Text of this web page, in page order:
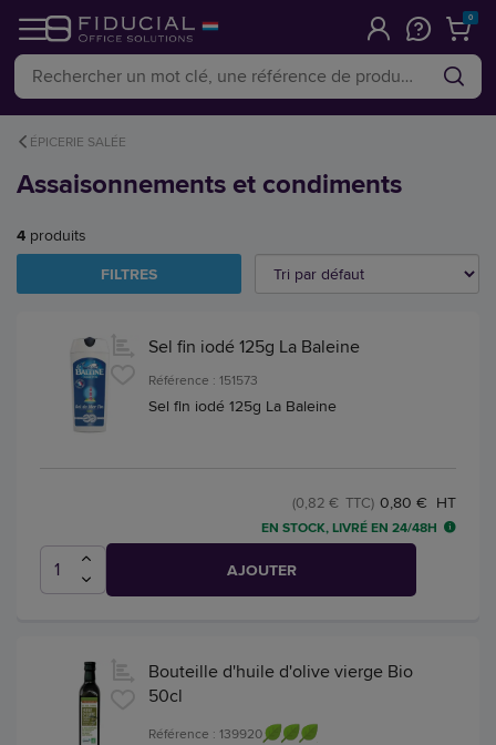
0
ÉPICERIE SALÉE
Assaisonnements et condiments
4 produits
FILTRES
Sel fin iodé 125g La Baleine
Référence : 151573
Sel fin iodé 125g La Baleine
0,80 € HT
(0,82 € TTC)
EN STOCK, LIVRÉ EN 24/48H
AJOUTER
Bouteille d'huile d'olive vierge Bio
50cl
Référence : 139920